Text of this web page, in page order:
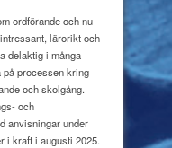
skillnad!
ordförande och nu
lärorikt och
delaktig i många
på processen kring
och skolgång.
och
anvisningar under
i kraft i augusti 2025.